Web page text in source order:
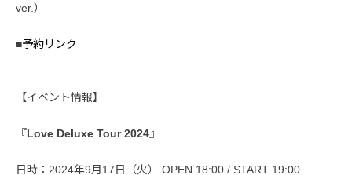
ver.）
■予約リンク
【イベント情報】
『Love Deluxe Tour 2024』
日時：2024年9月17日（火） OPEN 18:00 / START 19:00